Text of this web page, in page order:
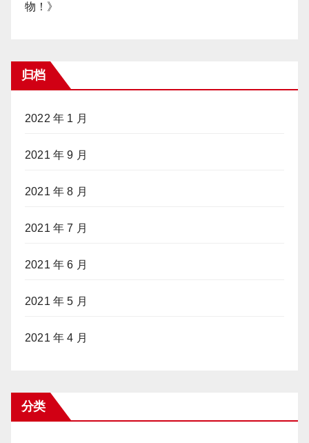
物！ 》
归档
2022 年 1 月
2021 年 9 月
2021 年 8 月
2021 年 7 月
2021 年 6 月
2021 年 5 月
2021 年 4 月
分类